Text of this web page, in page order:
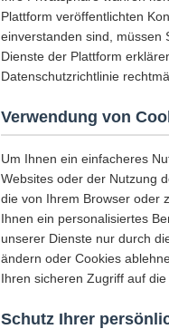
Plattform veröffentlichten
einverstanden sind, müssen
Dienste der Plattform
Datenschutzrichtlinie
Verwendung von
Um Ihnen ein einfacheres
Websites oder der Nutzung
die von Ihrem Browser oder
Ihnen ein personalisiertes
unserer Dienste nur durch
ändern oder Cookies
Ihren sicheren Zugriff auf
Schutz Ihrer